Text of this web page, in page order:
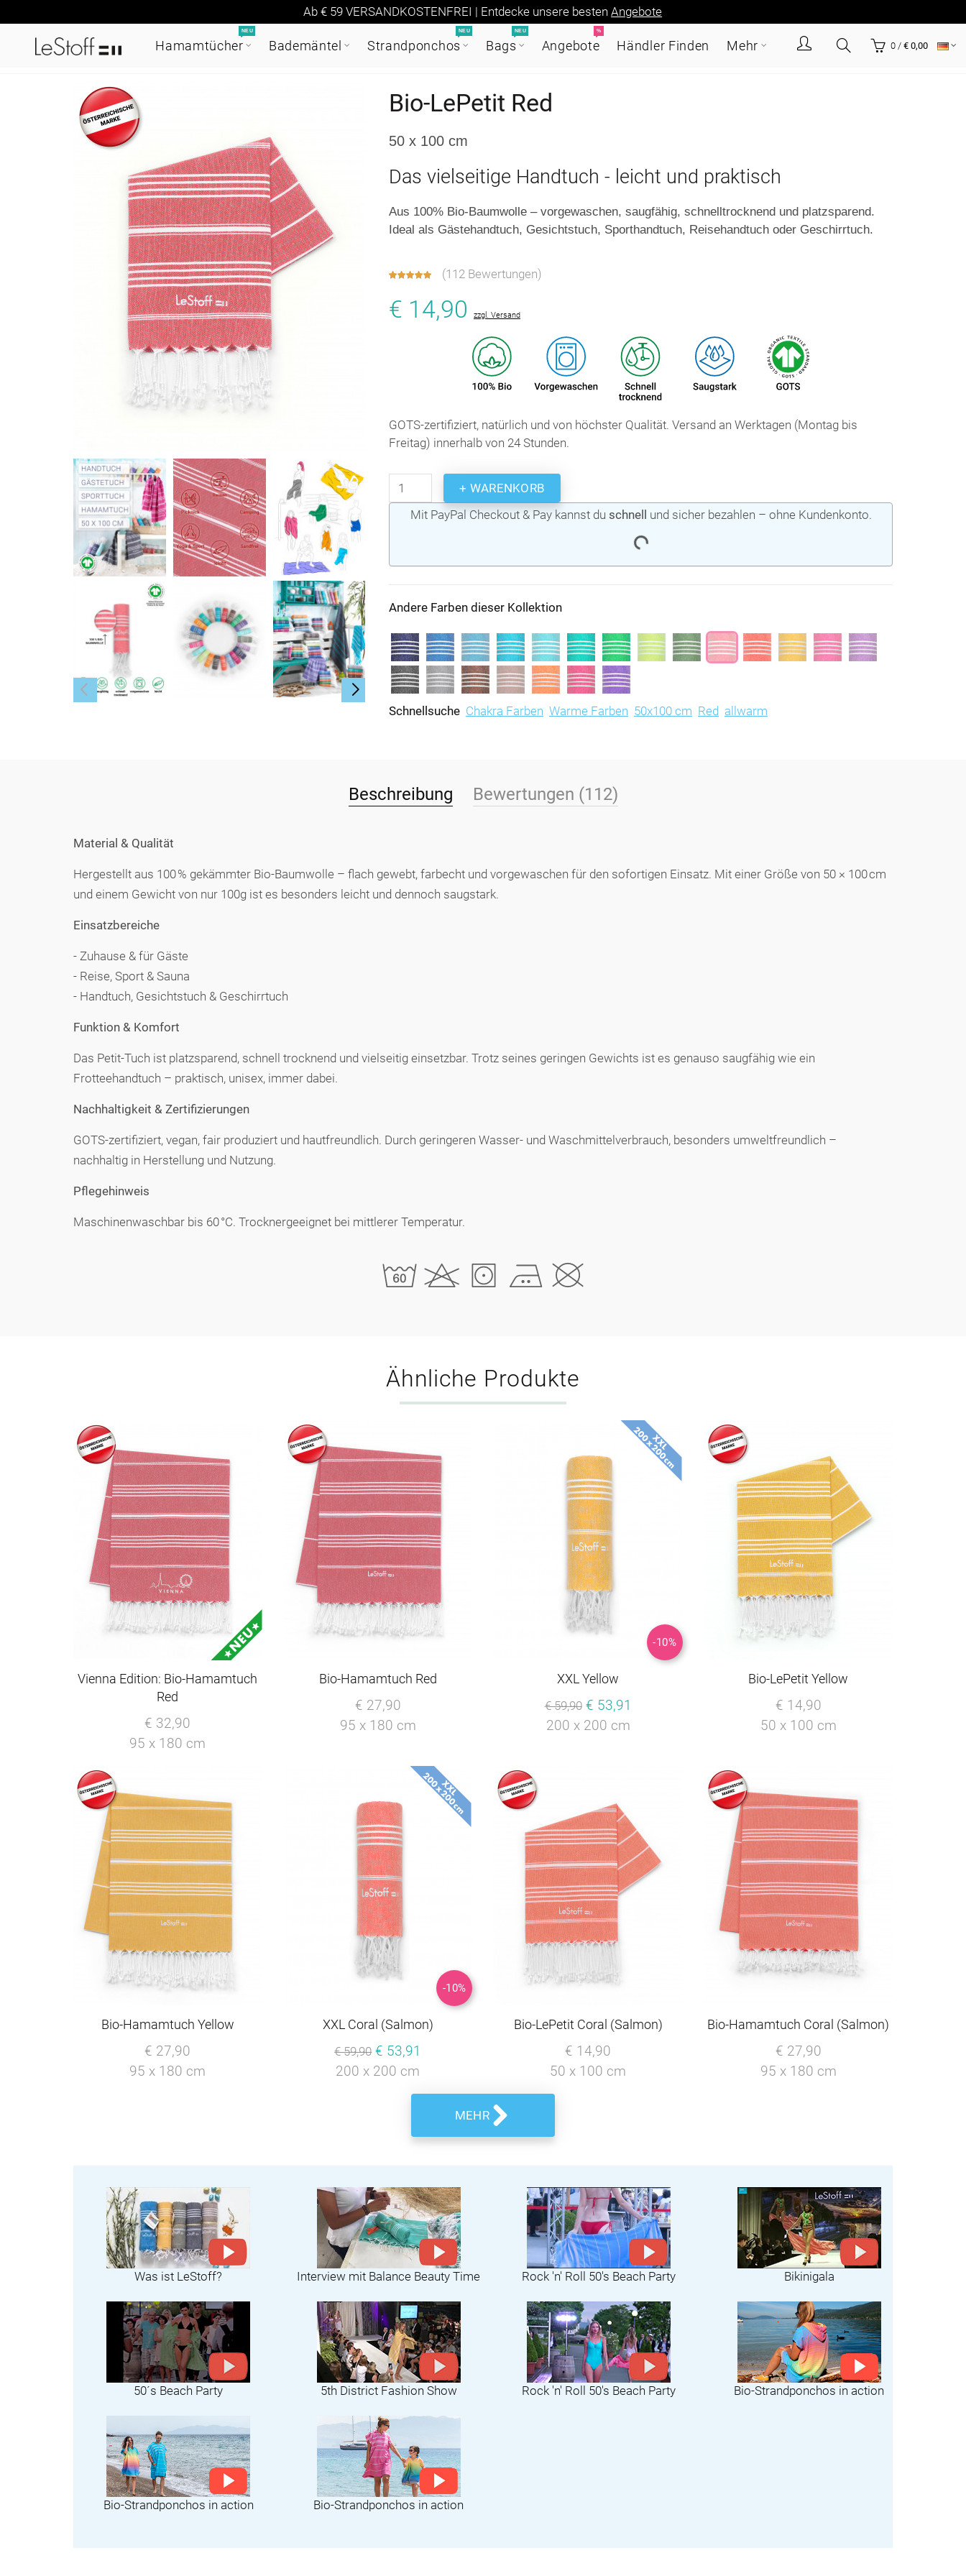
Ab € 59 VERSANDKOSTENFREI | Entdecke unsere bestenAngebote
Hamamtücher
NEU
Bademäntel Strandponchos
NEU
Bags
NEU
Angebote
%
Händler Finden Mehr 0 / € 0,00
Bio-LePetit Red
50 x 100 cm
Das vielseitige Handtuch - leicht und praktisch
Aus 100% Bio-Baumwolle – vorgewaschen, saugfähig, schnelltrocknend und platzsparend.
Ideal als Gästehandtuch, Gesichtstuch, Sporthandtuch, Reisehandtuch oder Geschirrtuch.
(112 Bewertungen)
€ 14,90 zzgl. Versand
GOTS-zertifiziert, natürlich und von höchster Qualität. Versand an Werktagen (Montag bis
Freitag) innerhalb von 24 Stunden.
+ WARENKORB
Mit PayPal Checkout & Pay kannst du schnell und sicher bezahlen – ohne Kundenkonto.
Andere Farben dieser Kollektion
Schnellsuche Chakra Farben Warme Farben 50x100 cm Red allwarm
Beschreibung Bewertungen (112)
Material & Qualität
Hergestellt aus 100 % gekämmter Bio-Baumwolle – flach gewebt, farbecht und vorgewaschen für den sofortigen Einsatz. Mit einer Größe von 50 × 100 cm
und einem Gewicht von nur 100g ist es besonders leicht und dennoch saugstark.
Einsatzbereiche
- Zuhause & für Gäste
- Reise, Sport & Sauna
- Handtuch, Gesichtstuch & Geschirrtuch
Funktion & Komfort
Das Petit-Tuch ist platzsparend, schnell trocknend und vielseitig einsetzbar. Trotz seines geringen Gewichts ist es genauso saugfähig wie ein
Frotteehandtuch – praktisch, unisex, immer dabei.
Nachhaltigkeit & Zertifizierungen
GOTS-zertifiziert, vegan, fair produziert und hautfreundlich. Durch geringeren Wasser- und Waschmittelverbrauch, besonders umweltfreundlich –
nachhaltig in Herstellung und Nutzung.
Pflegehinweis
Maschinenwaschbar bis 60 °C. Trocknergeeignet bei mittlerer Temperatur.
Ähnliche Produkte
Vienna Edition: Bio-Hamamtuch
Red
€ 32,90
95 x 180 cm
Bio-Hamamtuch Red
€ 27,90
95 x 180 cm
-10%
XXL Yellow
€ 59,90 € 53,91
200 x 200 cm
Bio-LePetit Yellow
€ 14,90
50 x 100 cm
Bio-Hamamtuch Yellow
€ 27,90
95 x 180 cm
-10%
XXL Coral (Salmon)
€ 59,90 € 53,91
200 x 200 cm
Bio-LePetit Coral (Salmon)
€ 14,90
50 x 100 cm
Bio-Hamamtuch Coral (Salmon)
€ 27,90
95 x 180 cm
MEHR
Was ist LeStoff? Interview mit Balance Beauty Time Rock 'n' Roll 50's Beach Party Bikinigala
50´s Beach Party 5th District Fashion Show Rock 'n' Roll 50's Beach Party Bio-Strandponchos in action
Bio-Strandponchos in action Bio-Strandponchos in action